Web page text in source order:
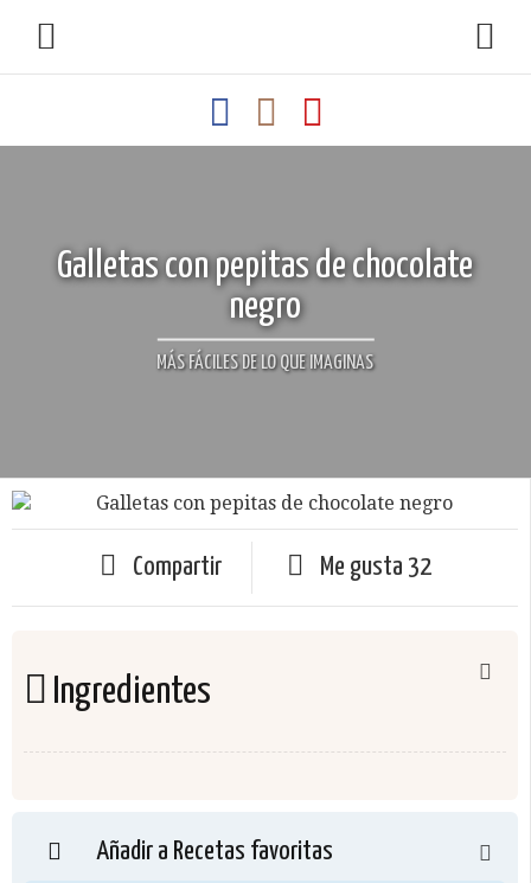
Galletas con pepitas de chocolate
negro
MÁS FÁCILES DE LO QUE IMAGINAS
Compartir Me gusta 32
Ingredientes
Añadir a Recetas favoritas